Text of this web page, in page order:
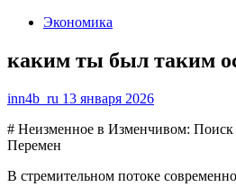
Экономика
каким ты был таким
inn4b_ru 13 января 2026
# Неизменное в Изменчивом:
Перемен
В стремительном потоке